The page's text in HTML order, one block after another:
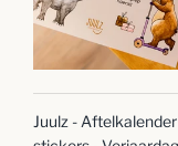
Juulz -